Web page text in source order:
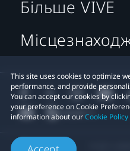
This site uses cookies to optimize
performance, and provide
You can accept our cookies by
your preference on Cookie
information about ourCookie Policy
Більше VIVE